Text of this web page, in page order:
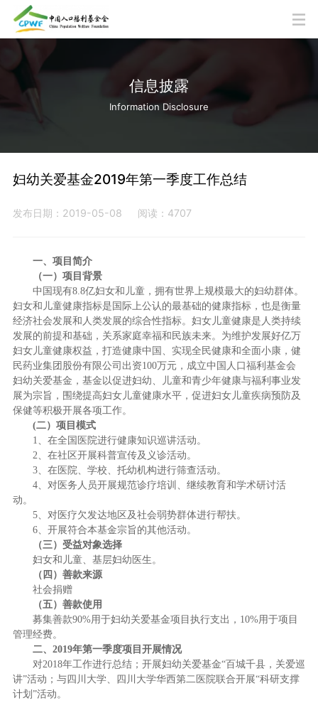
信息披露
Information Disclosure
妇幼关爱基金2019年第一季度工作总结
发布日期：2019-05-08 阅读：4707
一、项目简介
（一）项目背景
中国现有8.8亿妇女和儿童，拥有世界上规模最大的妇幼群体。
妇女和儿童健康指标是国际上公认的最基础的健康指标，也是衡量
经济社会发展和人类发展的综合性指标。妇女儿童健康是人类持续
发展的前提和基础，关系家庭幸福和民族未来。为维护发展好亿万
妇女儿童健康权益，打造健康中国、实现全民健康和全面小康，健
民药业集团股份有限公司出资100万元，成立中国人口福利基金会
妇幼关爱基金，基金以促进妇幼、儿童和青少年健康与福利事业发
展为宗旨，围绕提高妇女儿童健康水平，促进妇女儿童疾病预防及
保健等积极开展各项工作。
(二）项目模式
1、在全国医院进行健康知识巡讲活动。
2、在社区开展科普宣传及义诊活动。
3、在医院、学校、托幼机构进行筛查活动。
4、对医务人员开展规范诊疗培训、继续教育和学术研讨活
动。
5、对医疗欠发达地区及社会弱势群体进行帮扶。
6、开展符合本基金宗旨的其他活动。
（三）受益对象选择
妇女和儿童、基层妇幼医生。
（四）善款来源
社会捐赠
（五）善款使用
募集善款90%用于妇幼关爱基金项目执行支出， 10%用于项目
管理经费。
二、2019年第一季度项目开展情况
对2018年工作进行总结；开展妇幼关爱基金“百城千县，关爱巡
讲”活动；与四川大学、四川大学华西第二医院联合开展“科研支撑
计划”活动。